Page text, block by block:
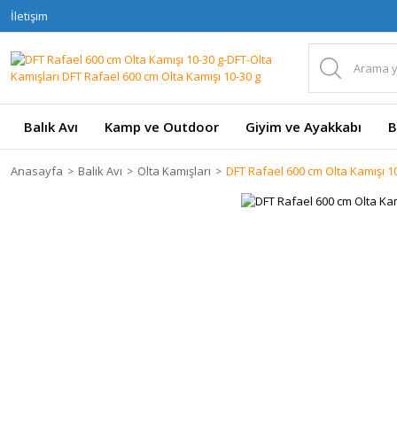
İletişim
Balık Avı Kamp ve Outdoor Giyim ve Ayakkabı
Anasayfa Balık Avı Olta Kamışları DFT Rafael 600 cm Olta Kamışı